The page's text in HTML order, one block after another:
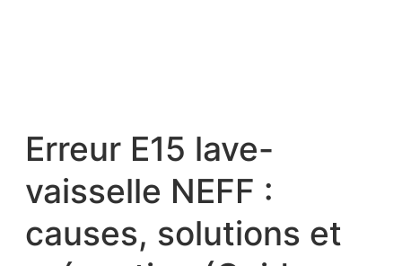
Erreur E15 lave-
vaisselle NEFF :
causes, solutions et